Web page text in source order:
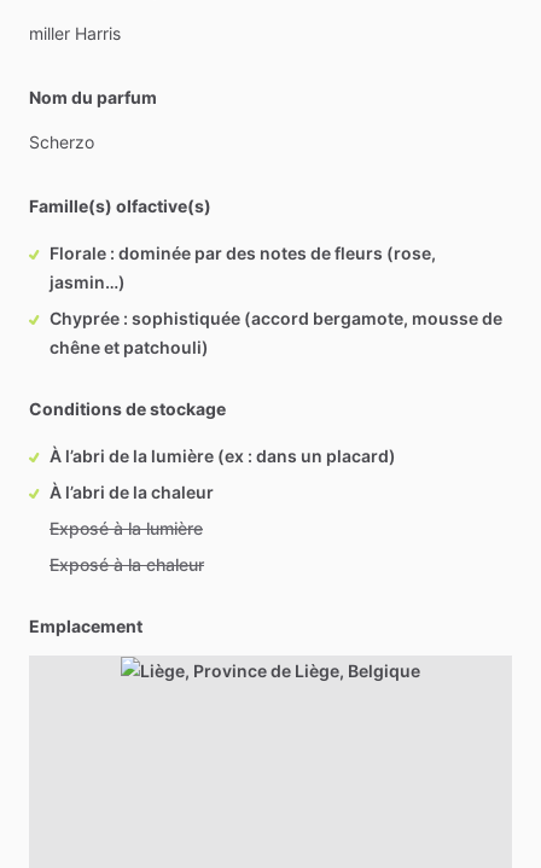
miller Harris
Nom du parfum
Scherzo
Famille(s) olfactive(s)
Florale : dominée par des notes de fleurs (rose,
jasmin…)
Chyprée : sophistiquée (accord bergamote, mousse de
chêne et patchouli)
Conditions de stockage
À l’abri de la lumière (ex : dans un placard)
À l’abri de la chaleur
Exposé à la lumière
Exposé à la chaleur
Emplacement